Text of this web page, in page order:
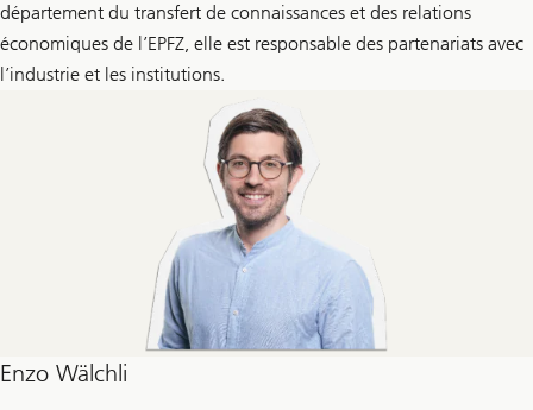
département du transfert de connaissances et des relations
économiques de l’EPFZ, elle est responsable des partenariats avec
l’industrie et les institutions.
Enzo Wälchli